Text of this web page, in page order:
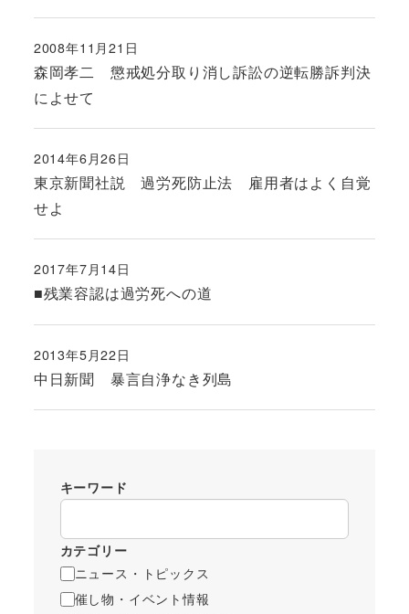
森岡孝二 懲戒処分取り消し訴訟の逆転勝訴判決
によせて
投稿日
2008年11月21日
東京新聞社説 過労死防止法 雇用者はよく自覚
せよ
投稿日
2014年6月26日
■残業容認は過労死への道
投稿日
2017年7月14日
中日新聞 暴言自浄なき列島
投稿日
2013年5月22日
キーワード
カテゴリー
ニュース・トピックス
催し物・イベント情報